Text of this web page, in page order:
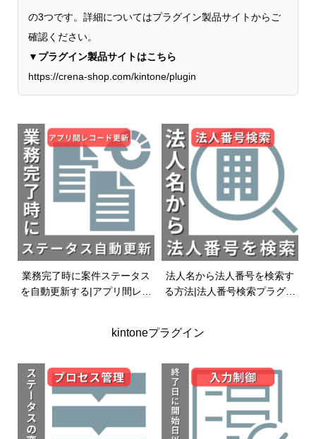
の3つです。詳細についてはプラグイン製品サイトからご
確認ください。
▼プラグイン製品サイトはこちら
https://crena-shop.com/kintone/plugin
業務完了時に案件ステータス
を自動更新する|アプリ間レコ
法人名から法人番号を検索す
る方法|法人番号検索プラグイ
kintoneプラグイン